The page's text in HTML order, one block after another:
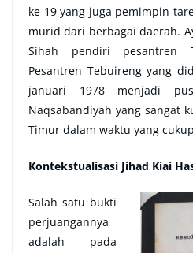
ke-19 yang juga pemimpin
murid dari berbagai daerah.
Sihah pendiri pesantren
Pesantren Tebuireng yang
januari 1978 menjadi
Naqsabandiyah yang sangat
Timur dalam waktu yang
Kontekstualisasi Jihad Kiai
Salah satu bukti
perjuangannya
adalah pada